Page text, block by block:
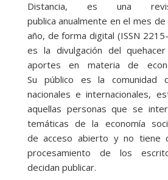
Distancia, es una
publica anualmente en el mes
año, de forma digital (ISSN
es la divulgación del
aportes en materia de
Su público es la comunidad
nacionales e internacionales,
aquellas personas que se
temáticas de la economía
de acceso abierto y no tiene
procesamiento de los
decidan publicar.